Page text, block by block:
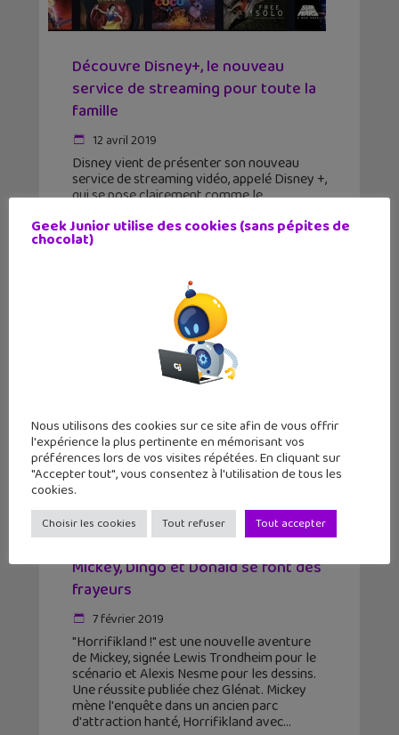
Découvre Disney+, le nouveau
service de streaming pour toute la
famille
12 avril 2019
Disney vient de présenter son nouveau
service de streaming vidéo, appelé Disney +,
qui se pose clairement comme le
il faire un choix entre tous les services de
streaming ? En
Sortie BD : Avec « Horrifikland ! »,
Mickey, Dingo et Donald se font des
frayeurs
7 février 2019
"Horrifikland !" est une nouvelle aventure
de Mickey, signée Lewis Trondheim pour le
scénario et Alexis Nesme pour les dessins.
Une réussite publiée chez Glénat. Mickey
mène l'enquête dans un ancien parc
d'attraction hanté, Horrifikland avec
Geek Junior utilise des cookies (sans pépites de
chocolat)
Nous utilisons des cookies sur ce site afin de vous offrir
l'expérience la plus pertinente en mémorisant vos
préférences lors de vos visites répétées. En cliquant sur
"Accepter tout", vous consentez à l'utilisation de tous les
cookies.
Choisir les cookies Tout refuser Tout accepter